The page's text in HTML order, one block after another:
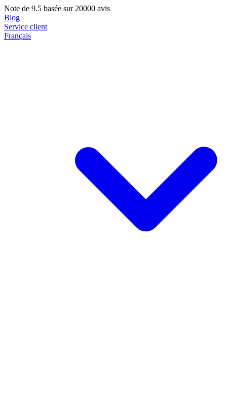
Note de 9.5 basée sur 20000 avis
Blog
Service client
Français